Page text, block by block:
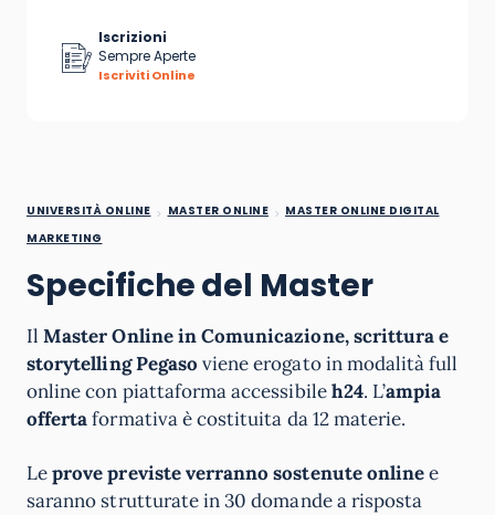
Iscrizioni
Sempre Aperte
Iscriviti Online
UNIVERSITÀ ONLINE MASTER ONLINE
MASTER ONLINE DIGITAL
MARKETING
Specifiche del Master
IlMaster Online in Comunicazione, scrittura e
storytelling Pegaso viene erogato in modalità full
online con piattaforma accessibileh24. L’ampia
offertaformativa è costituita da 12 materie.
Leprove previste verranno sostenute onlinee
saranno strutturate in 30 domande a risposta